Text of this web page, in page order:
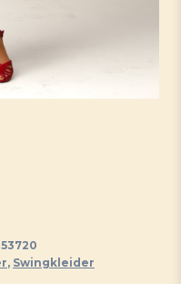
, Swingkleider